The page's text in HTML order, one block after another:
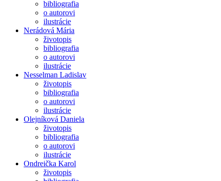
bibliografia
o autorovi
ilustrácie
Nerádová Mária
životopis
bibliografia
o autorovi
ilustrácie
Nesselman Ladislav
životopis
bibliografia
o autorovi
ilustrácie
Olejníková Daniela
životopis
bibliografia
o autorovi
ilustrácie
Ondreička Karol
životopis